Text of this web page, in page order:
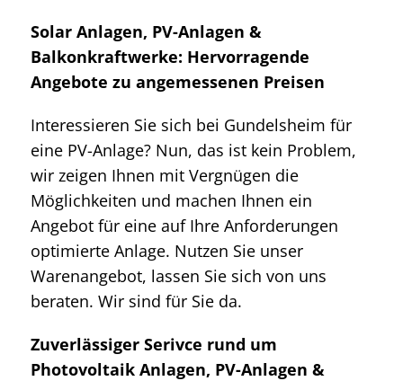
Solar Anlagen, PV-Anlagen &
Balkonkraftwerke: Hervorragende
Angebote zu angemessenen Preisen
Interessieren Sie sich bei Gundelsheim für
eine PV-Anlage? Nun, das ist kein Problem,
wir zeigen Ihnen mit Vergnügen die
Möglichkeiten und machen Ihnen ein
Angebot für eine auf Ihre Anforderungen
optimierte Anlage. Nutzen Sie unser
Warenangebot, lassen Sie sich von uns
beraten. Wir sind für Sie da.
Zuverlässiger Serivce rund um
Photovoltaik Anlagen, PV-Anlagen &